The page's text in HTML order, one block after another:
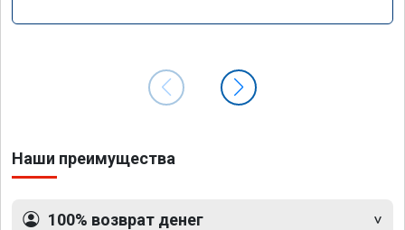
Наши преимущества
100% возврат денег